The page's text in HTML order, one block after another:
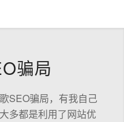
骗局
SEO骗局，有我自己
多都是利用了网站优